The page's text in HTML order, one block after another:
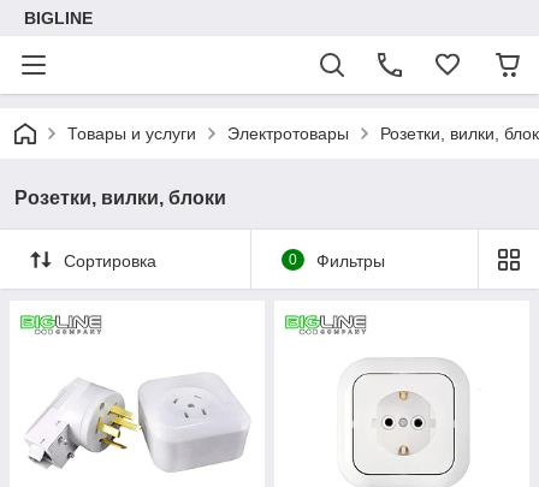
BIGLINE
Товары и услуги Электротовары Розетки, вилки,
Розетки, вилки, блоки
Сортировка 0 Фильтры